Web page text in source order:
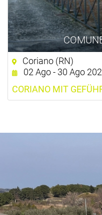
Coriano (RN)
02 Ago - 30 Ago
CORIANO MIT